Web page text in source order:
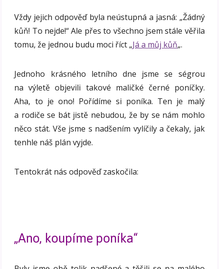
Vždy jejich odpověď byla neústupná a jasná: „Žádný
kůň! To nejde!“ Ale přes to všechno jsem stále věřila
tomu, že jednou budu moci říct „Já a můj kůň„.
Jednoho krásného letního dne jsme se ségrou
na výletě objevili takové maličké černé poníčky.
Aha, to je ono! Pořídíme si poníka. Ten je malý
a rodiče se bát jistě nebudou, že by se nám mohlo
něco stát. Vše jsme s nadšením vylíčily a čekaly, jak
tenhle náš plán vyjde.
Tentokrát nás odpověď zaskočila:
„Ano, koupíme poníka“